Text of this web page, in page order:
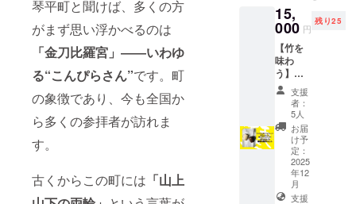
琴平町と聞けば、多くの方
がまず思い浮かべるのは
「金刀比羅宮」――いわゆ
る“こんぴらさん”です。町
の象徴であり、今も全国か
ら多くの参拝者が訪れま
す。
古くからこの町には 「山上
字サイ
ズ中 3
万円未
満：文
字サイ
ズ小 ※
複数の
支援を
組み合
わせて
いただ
いた場
合は額
に応じ
てサイ
ます。
認くだ
さい。
※20歳未
満の者
による
飲酒は
法令で
禁止さ
れてい
ます。
20歳未
満の方
はこの
リター
ンを選
択でき
者の
み） 掲
載を希
望され
る方
は、備
考欄に
掲載し
たいお
名前を
ご記入
くださ
い。
（企業
名、
年齢：5
歳～12
歳 ※ガ
ラス、
石など
割れや
すい素
材の
ビーズ
は除外
してい
ます。
※来店希
望日時
を備考
ルのゴ
ムブレ
スレッ
トを作
りま
す。 金
属を使
用しな
いので
アレル
ギーを
お持ち
の方や
肌の敏
感な方
でも安
15,
000 円
残り25
【竹を
味わ
う】香
川県ま
んのう
町産！
笹茶&笹
菓子の
詰め合
わせ 竹
林整
備・再
生の課
支援
者：
5人
お届
け予
定：
2025
年12
月
支援